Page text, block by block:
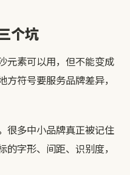
个坑
元素可以用，但不能变成
符号要服务品牌差异，
很多中小品牌真正被记住
字形、间距、识别度，